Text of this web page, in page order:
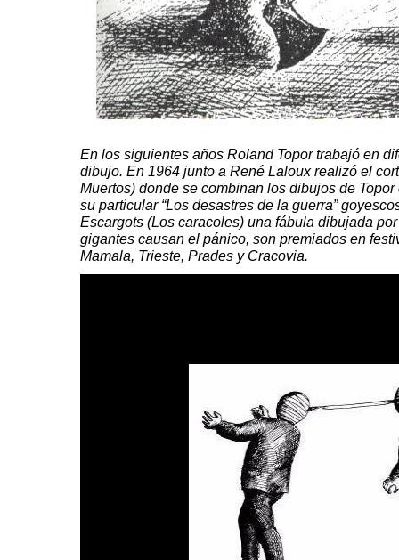
En los siguientes años Roland Toportrabajó en
dibujo. En 1964 junto a René Lalouxrealizó el
Muertos) donde se combinan los dibujos de Topor
su particular “Los desastres de la guerra”
Escargots (Los caracoles) una fábula dibujada
gigantes causan el pánico, son premiados en
Mamala, Trieste, Prades y Cracovia.